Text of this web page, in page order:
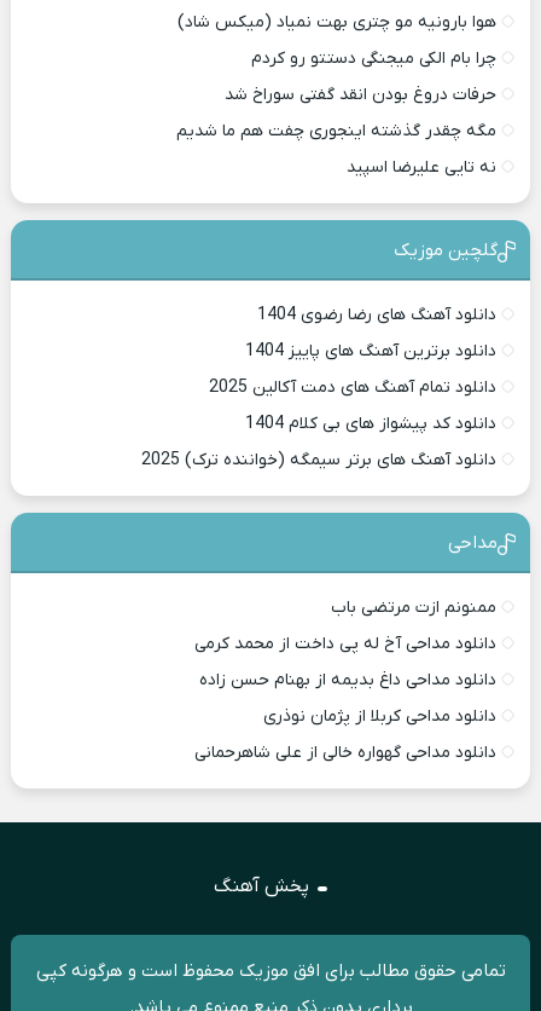
هوا بارونیه مو چتری بهت نمیاد (میکس شاد)
چرا بام الکی میجنگی دستتو رو کردم
حرفات دروغ بودن انقد گفتی سوراخ شد
مگه چقدر گذشته اینجوری چفت هم ما شدیم
نه تایی علیرضا اسپید
گلچین موزیک
دانلود آهنگ های رضا رضوی 1404
دانلود برترین آهنگ های پاییز 1404
دانلود تمام آهنگ های دمت آکالین 2025
دانلود کد پیشواز های بی کلام 1404
دانلود آهنگ های برتر سیمگه (خواننده ترک) 2025
مداحی
ممنونم ازت مرتضی باب
دانلود مداحی آخ له پی داخت از محمد کرمی
دانلود مداحی داغ بدیمه از بهنام حسن زاده
دانلود مداحی کربلا از پژمان نوذری
دانلود مداحی گهواره خالی از علی شاهرحمانی
پخش آهنگ
تمامی حقوق مطالب برای افق موزیک محفوظ است و هرگونه کپی